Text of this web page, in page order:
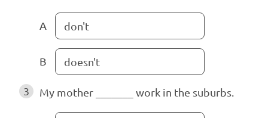
A don't
B doesn't
3 My mother _______ work in the suburbs.